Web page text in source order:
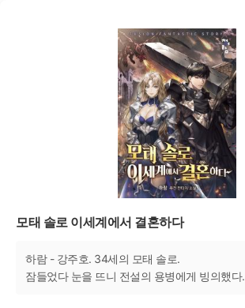
모태 솔로 이세계에서 결혼하다
하람 - 강주호. 34세의 모태 솔로.
잠들었다 눈을 뜨니 전설의 용병에게 빙의했다.